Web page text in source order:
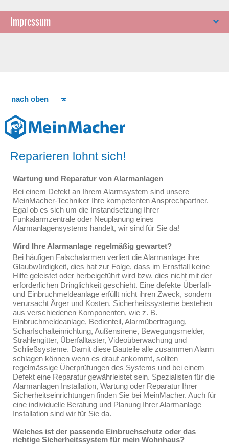
Impressum
nach oben
Reparieren lohnt sich!
Wartung und Reparatur von Alarmanlagen
Bei einem Defekt an Ihrem Alarmsystem sind unsere
MeinMacher-Techniker Ihre kompetenten Ansprechpartner.
Egal ob es sich um die Instandsetzung Ihrer
Funkalarmzentrale oder Neuplanung eines
Alarmanlagensystems handelt, wir sind für Sie da!
Wird Ihre Alarmanlage regelmäßig gewartet?
Bei häufigen Falschalarmen verliert die Alarmanlage ihre
Glaubwürdigkeit, dies hat zur Folge, dass im Ernstfall keine
Hilfe geleistet oder herbeigeführt wird bzw. dies nicht mit der
erforderlichen Dringlichkeit geschieht. Eine defekte Überfall-
und Einbruchmeldeanlage erfüllt nicht ihren Zweck, sondern
verursacht Ärger und Kosten. Sicherheitssysteme bestehen
aus verschiedenen Komponenten, wie z. B.
Einbruchmeldeanlage, Bedienteil, Alarmübertragung,
Scharfschalteinrichtung, Außensirene, Bewegungsmelder,
Strahlengitter, Überfalltaster, Videoüberwachung und
Schließsysteme. Damit diese Bauteile alle zusammen Alarm
schlagen können wenn es drauf ankommt, sollten
regelmässige Überprüfungen des Systems und bei einem
Defekt eine Reparatur gewährleistet sein. Spezialisten für die
Alarmanlagen Installation, Wartung oder Reparatur Ihrer
Sicherheitseinrichtungen finden Sie bei MeinMacher. Auch für
eine individuelle Beratung und Planung Ihrer Alarmanlage
Installation sind wir für Sie da.
Welches ist der passende Einbruchschutz oder das
richtige Sicherheitssystem für mein Wohnhaus?